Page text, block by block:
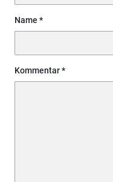
Name
Kommentar